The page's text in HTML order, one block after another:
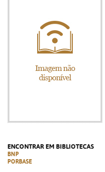
ENCONTRAR EM BIBLIOTECAS
BNP
PORBASE